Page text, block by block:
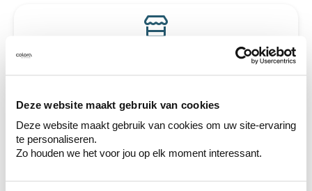
Deze website maakt gebruik van cookies
Deze website maakt gebruik van cookies om uw site-ervaring
te personaliseren.
Zo houden we het voor jou op elk moment interessant.
Ontdek er kleurechte stalen van je
Bekijk er de bijhorende tinten om je kleur
Krijg persoonlijk advies om kleuren te
combineren.